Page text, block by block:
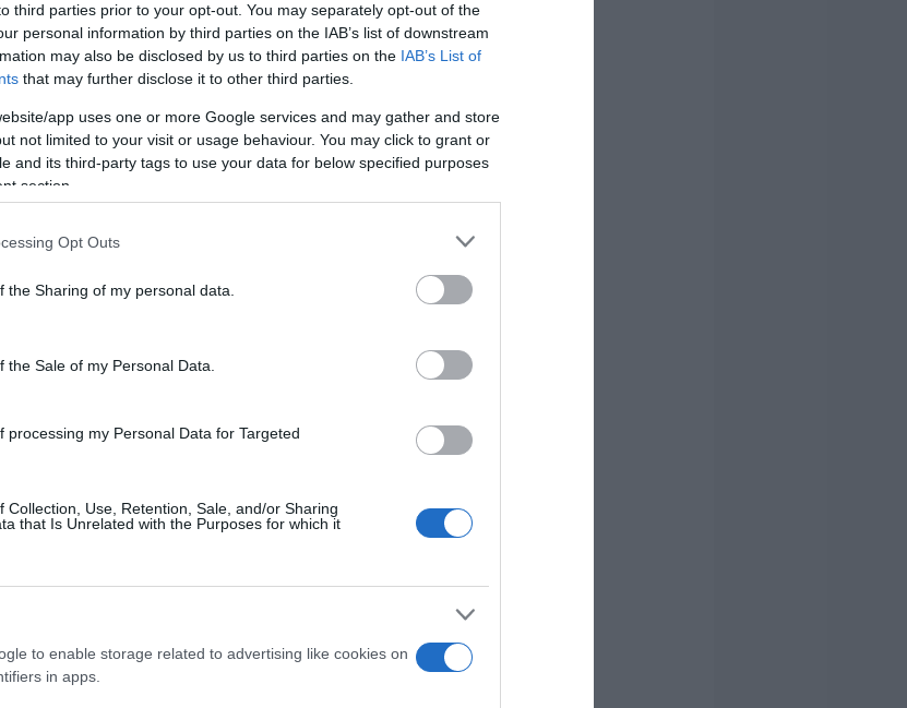
third parties prior to your opt-out. You may separately opt-out of the
personal information by third parties on the IAB’s list of downstream
may also be disclosed by us to third parties on the IAB’s List of
that may further disclose it to other third parties.
app uses one or more Google services and may gather and store
not limited to your visit or usage behaviour. You may click to grant or
and its third-party tags to use your data for below specified purposes
section.
Opt Outs
the Sharing of my personal data.
the Sale of my Personal Data.
processing my Personal Data for Targeted
Collection, Use, Retention, Sale, and/or Sharing
that Is Unrelated with the Purposes for which it
to enable storage related to advertising like cookies on
in apps.
budapesti szórakozóhelyen látták, ahogy
akivel a csókolózás sem maradt el. A
be: véget ért a kapcsolata
alapján szerintem elég nyilvánvaló,
Nem tudok még erről beszélni,